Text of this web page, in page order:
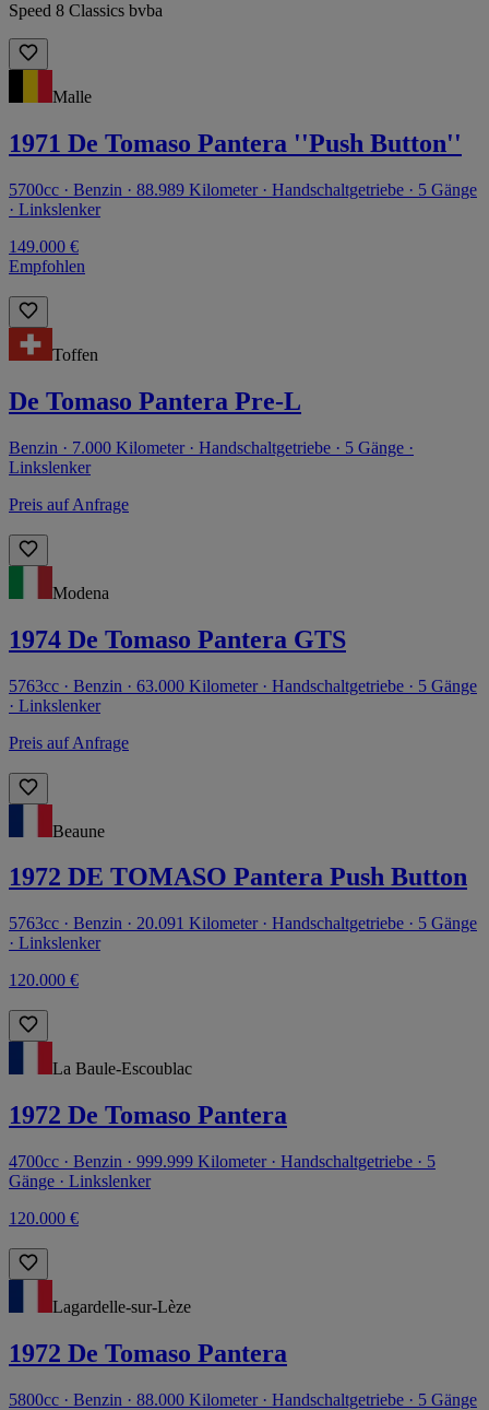
Speed 8 Classics bvba
Malle
1971 De Tomaso Pantera ''Push Button''
5700cc · Benzin · 88.989 Kilometer · Handschaltgetriebe · 5 Gänge
· Linkslenker
149.000 €
Empfohlen
Toffen
De Tomaso Pantera Pre-L
Benzin · 7.000 Kilometer · Handschaltgetriebe · 5 Gänge ·
Linkslenker
Preis auf Anfrage
Modena
1974 De Tomaso Pantera GTS
5763cc · Benzin · 63.000 Kilometer · Handschaltgetriebe · 5 Gänge
· Linkslenker
Preis auf Anfrage
Beaune
1972 DE TOMASO Pantera Push Button
5763cc · Benzin · 20.091 Kilometer · Handschaltgetriebe · 5 Gänge
· Linkslenker
120.000 €
La Baule-Escoublac
1972 De Tomaso Pantera
4700cc · Benzin · 999.999 Kilometer · Handschaltgetriebe · 5
Gänge · Linkslenker
120.000 €
Lagardelle-sur-Lèze
1972 De Tomaso Pantera
5800cc · Benzin · 88.000 Kilometer · Handschaltgetriebe · 5 Gänge